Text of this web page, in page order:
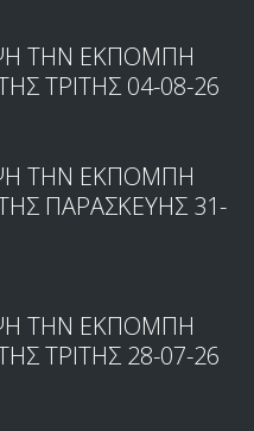
ΤΗΝ ΕΚΠΟΜΠΗ
ΤΡΙΤΗΣ 04-08-26
ΤΗΝ ΕΚΠΟΜΠΗ
ΤΗΣ ΠΑΡΑΣΚΕΥΗΣ 31-
ΤΗΝ ΕΚΠΟΜΠΗ
ΤΡΙΤΗΣ 28-07-26